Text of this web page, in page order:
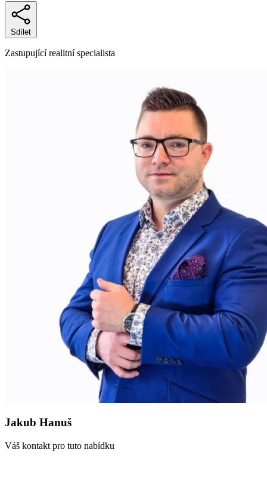
Sdílet
Zastupující realitní specialista
Jakub Hanuš
Váš kontakt pro tuto nabídku